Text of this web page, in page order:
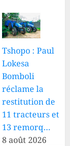
Tshopo : Paul
Lokesa
Bomboli
réclame la
restitution de
11 tracteurs et
13 remorq…
8 août 2026